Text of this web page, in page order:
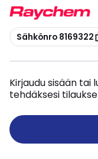
Kopioi
Sähkönro 8169322
Kirjaudu sisään tai
tehdäksesi